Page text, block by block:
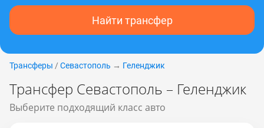
Найти трансфер
Трансферы / Севастополь → Геленджик
Трансфер Севастополь – Геленджик
Выберите подходящий класс авто